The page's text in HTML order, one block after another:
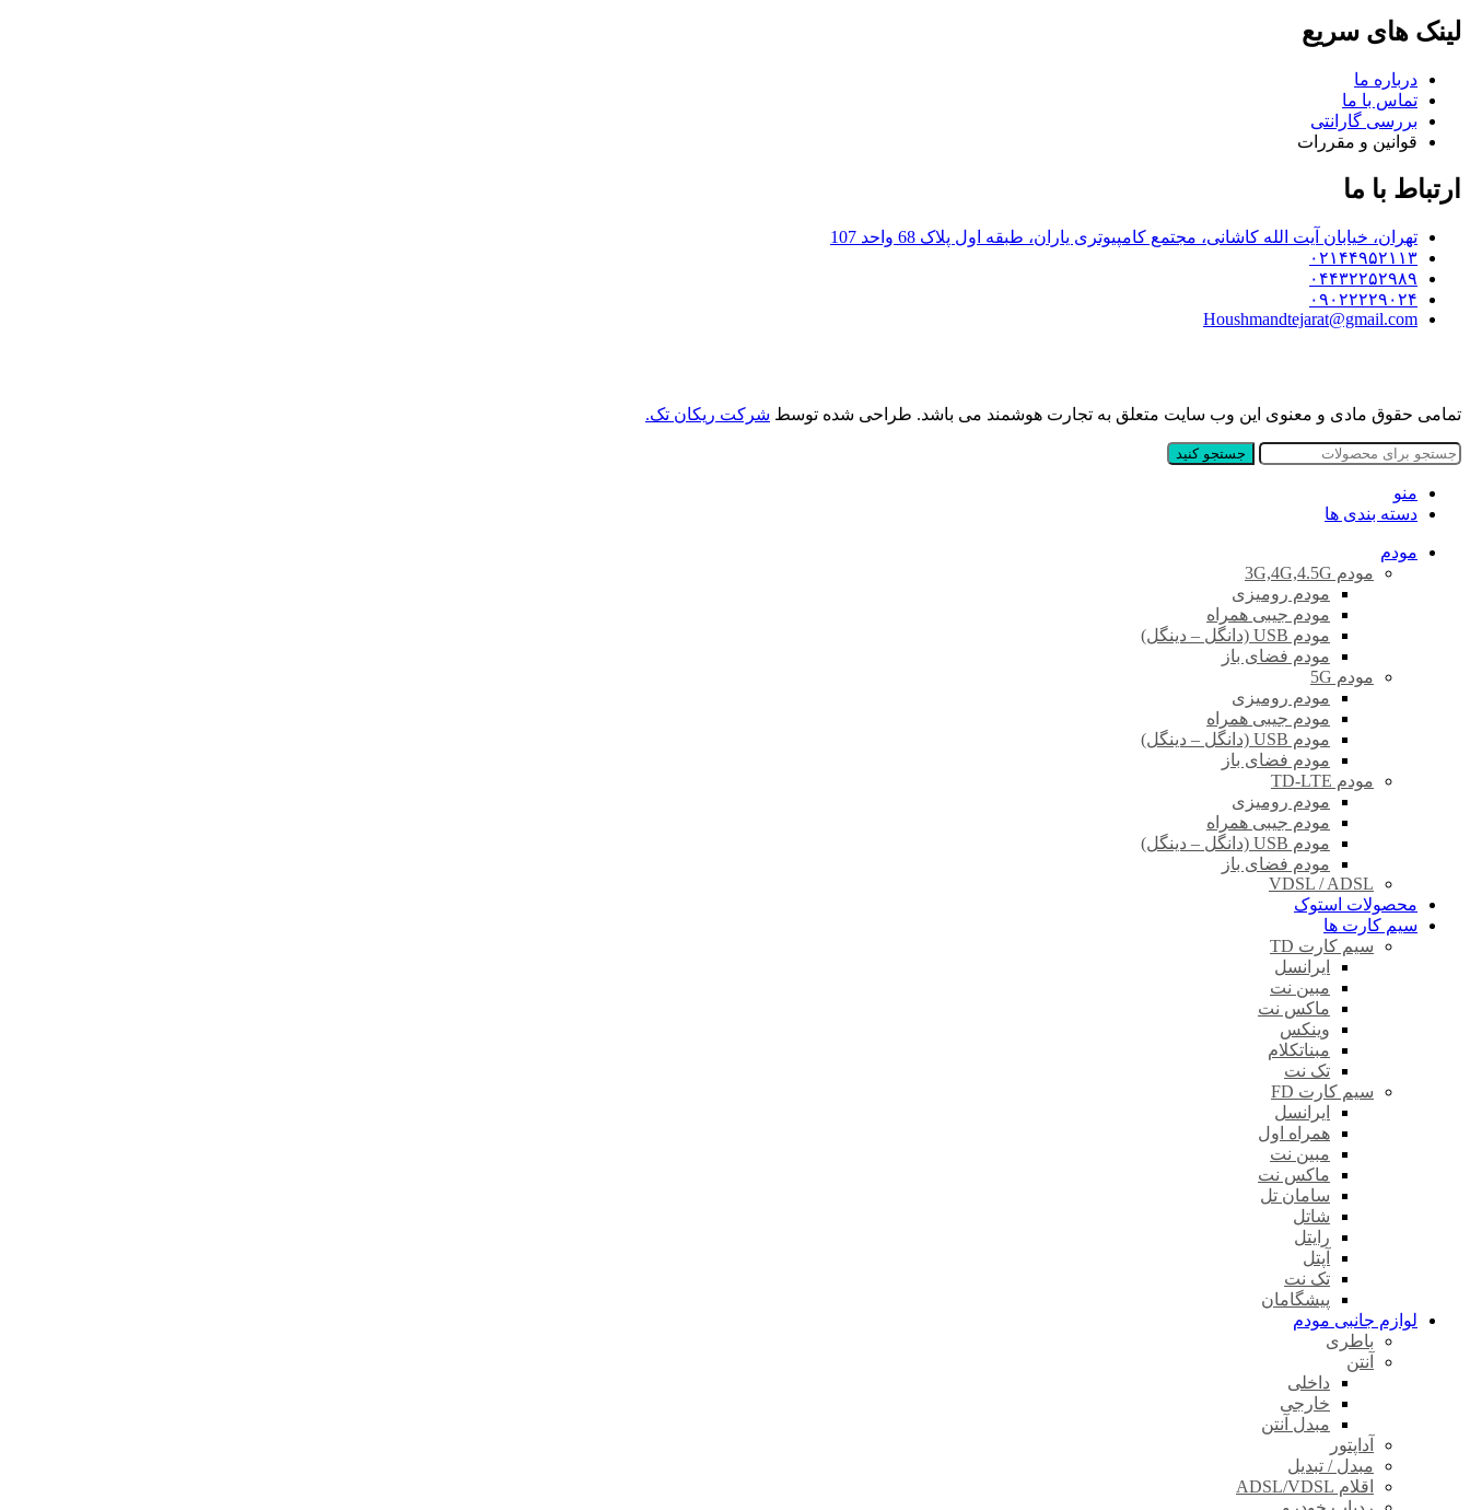
لینک های سریع
درباره ما
تماس با ما
بررسی گارانتی
قوانین و مقررات
ارتباط با ما
تهران، خیابان آیت الله کاشانی، مجتمع کامپیوتری یاران، طبقه اول پلاک 68 واحد 107
۰۲۱۴۴۹۵۲۱۱۳
۰۴۴۳۲۲۵۲۹۸۹
۰۹۰۲۲۲۲۹۰۲۴
Houshmandtejarat@gmail.com
تمامی حقوق مادی و معنوی این وب سایت متعلق به تجارت هوشمند می باشد. طراحی شده توسط شرکت ریکان تک.
جستجو کنید
منو
دسته بندی ها
مودم
مودم 3G,4G,4.5G
مودم رومیزی
مودم جیبی همراه
مودم USB (دانگل – دینگل)
مودم فضای باز
مودم 5G
مودم رومیزی
مودم جیبی همراه
مودم USB (دانگل – دینگل)
مودم فضای باز
مودم TD-LTE
مودم رومیزی
مودم جیبی همراه
مودم USB (دانگل – دینگل)
مودم فضای باز
VDSL / ADSL
محصولات استوک
سیم کارت ها
سیم کارت TD
ایرانسل
مبین نت
ماکس نت
وینکس
مبناتکلام
تک نت
سیم کارت FD
ایرانسل
همراه اول
مبین نت
ماکس نت
سامان تل
شاتل
رایتل
آپتل
تک نت
پیشگامان
لوازم جانبی مودم
باطری
آنتن
داخلی
خارجی
مبدل آنتن
آداپتور
مبدل / تبدیل
اقلام ADSL/VDSL